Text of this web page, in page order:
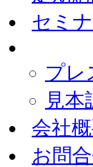
セミ
プレ
見本
会社
お問